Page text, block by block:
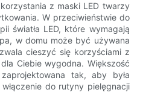
z maski LED twarzy
W przeciwieństwie do
światła LED, które wymagają
w domu może być używana
cieszyć się korzyściami z
Ciebie wygodna. Większość
tak, aby była
do rutyny pielęgnacji